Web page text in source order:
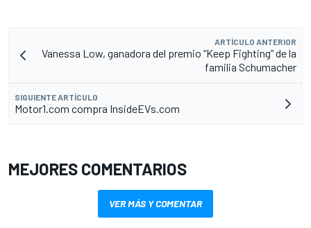
ARTÍCULO ANTERIOR
Vanessa Low, ganadora del premio “Keep Fighting” de la
familia Schumacher
SIGUIENTE ARTÍCULO
Motor1.com compra InsideEVs.com
MEJORES COMENTARIOS
VER MÁS Y COMENTAR